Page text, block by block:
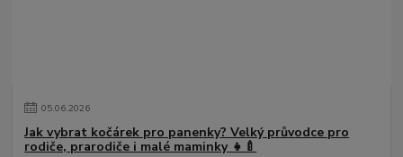
05.06.2026
Jak vybrat kočárek pro panenky? Velký průvodce pro
rodiče, prarodiče i malé maminky 👧🍼